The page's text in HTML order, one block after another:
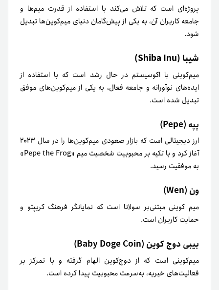
پروژه‌ای است که تلاش می‌کند با استفاده از قدرت میم‌ها و
جامعه کاربران آن، به یکی از پیش‌گامان دنیای میم‌کوین‌ها تبدیل
شود.
شیبا (Shiba Inu)
میم‌کوینی با اکوسیستم در حال رشد است که با استفاده از
ایده‌های نوآورانه و جامعه فعال، به یکی از میم‌کوین‌های موفق‌
تبدیل شده است.
پپه (Pepe)
ارز دیجیتالی است که بازار صعودی میم‌کوین‌ها را در سال ۲۰۲۳
آغاز کرد و با تکیه بر محبوبیت شخصیت میم «Pepe the Frog»
به موفقیت رسید.
ون (Wen)
میم کوینی مبتنی‌بر سولانا است که نمایانگر فرهنگ کریپتو و
حمایت کاربران است.
بیبی دوج کوین (Baby Doge Coin)
میم‌کوینی است که از دوج‌کوین الهام گرفته و با تمرکز بر
فعالیت‌های خیریه، به‌سرعت محبوبیت پیدا کرده است.